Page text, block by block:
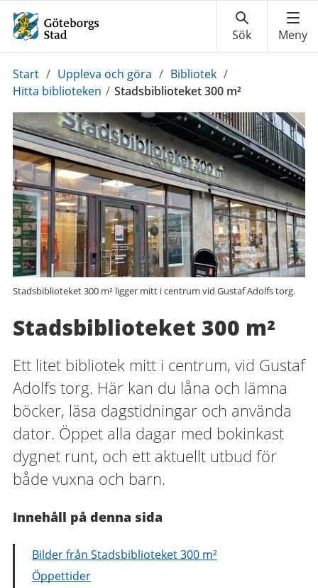
Du
är
Start / Uppleva och göra / Bibliotek /
Hitta biblioteken / Stadsbiblioteket 300 m²
Stadsbiblioteket 300 m² ligger mitt i centrum vid Gustaf Adolfs torg.
Stadsbiblioteket 300 m²
Ett litet bibliotek mitt i centrum, vid Gustaf
Adolfs torg. Här kan du låna och lämna
böcker, läsa dagstidningar och använda
dator. Öppet alla dagar med bokinkast
dygnet runt, och ett aktuellt utbud för
både vuxna och barn.
Innehåll på denna sida
Bilder från Stadsbiblioteket 300 m²
Öppettider